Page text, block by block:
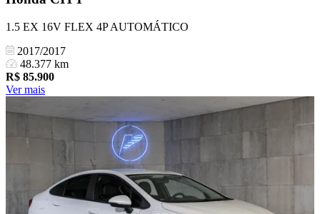
1.5 EX 16V FLEX 4P AUTOMÁTICO
2017/2017
48.377 km
R$ 85.900
Ver mais